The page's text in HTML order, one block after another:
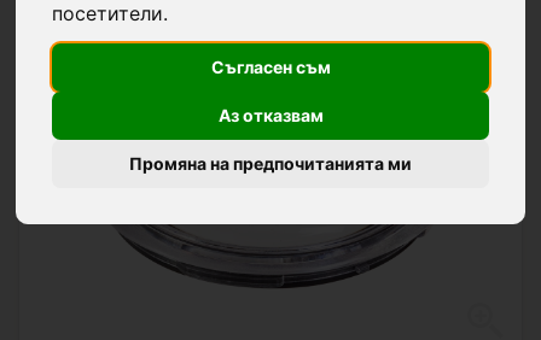
посетители.
Съгласен съм
Аз отказвам
Промяна на предпочитанията ми